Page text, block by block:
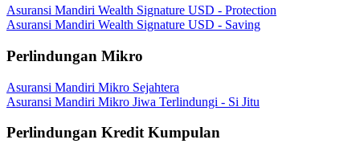
Asuransi Mandiri Wealth Signature USD - Protection
Asuransi Mandiri Wealth Signature USD - Saving
Perlindungan Mikro
Asuransi Mandiri Mikro Sejahtera
Asuransi Mandiri Mikro Jiwa Terlindungi - Si Jitu
Perlindungan Kredit Kumpulan